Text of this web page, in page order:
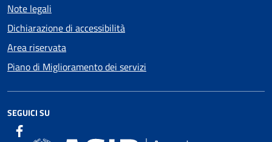
Note legali
Dichiarazione di accessibilità
Area riservata
Piano di Miglioramento dei servizi
SEGUICI SU